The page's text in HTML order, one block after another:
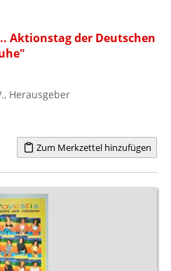
Aktionstag der Deutschen
Herausgeber
Zum Merkzettel hinzufügen